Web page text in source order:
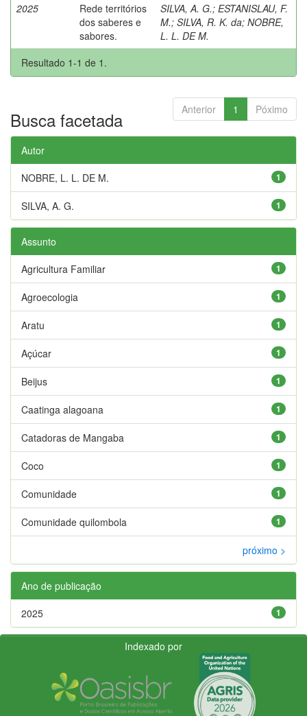
2025
Rede territórios
dos saberes e
sabores.
SILVA, A. G.; ESTANISLAU, F.
M.; SILVA, R. K. da; NOBRE,
L. L. DE M.
Resultado 1-1 de 1.
Anterior 1 Póximo
Busca facetada
Autor
1
NOBRE, L. L. DE M.
1
SILVA, A. G.
Assunto
1
Agricultura Familiar
1
Agroecologia
1
Aratu
1
Açúcar
1
Beijus
1
Caatinga alagoana
1
Catadoras de Mangaba
1
Coco
1
Comunidade
1
Comunidade quilombola
próximo >
Ano de publicação
1
2025
Indexado por